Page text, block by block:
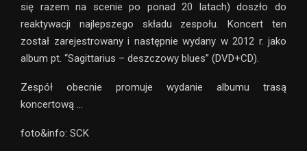
się razem na scenie po ponad 20 latach) doszło do
reaktywacji najlepszego składu zespołu. Koncert ten
został zarejestrowany i następnie wydany w 2012 r. jako
album pt. “Sagittarius – deszczowy blues” (DVD+CD).
Zespół obecnie promuje wydanie albumu trasą
koncertową …
foto&info: SCK